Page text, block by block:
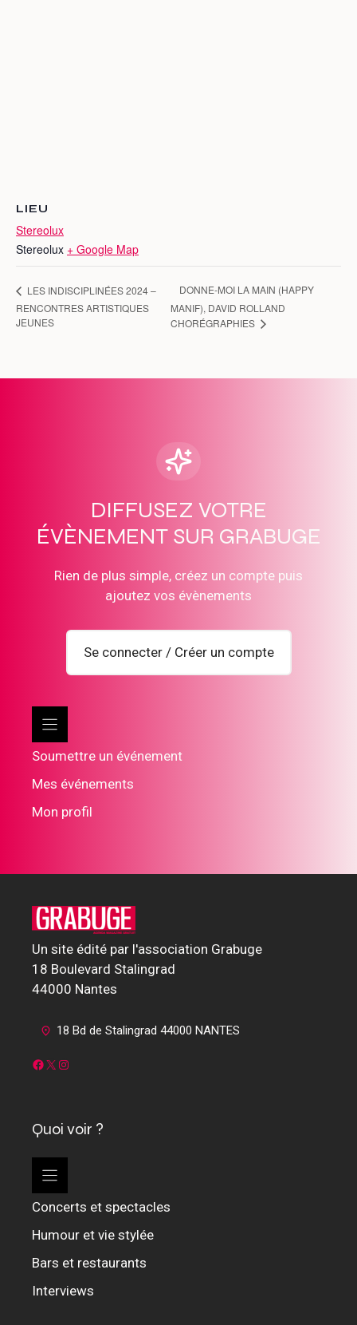
LIEU
Stereolux
Stereolux + Google Map
LES INDISCIPLINÉES 2024 –
RENCONTRES ARTISTIQUES
JEUNES
DONNE-MOI LA MAIN (HAPPY
MANIF), DAVID ROLLAND
CHORÉGRAPHIES
DIFFUSEZ VOTRE
ÉVÈNEMENT SUR GRABUGE
Rien de plus simple, créez un compte puis
ajoutez vos évènements
Se connecter / Créer un compte
Soumettre un événement
Mes événements
Mon profil
Un site édité par l'association Grabuge
18 Boulevard Stalingrad
44000 Nantes
18 Bd de Stalingrad 44000 NANTES
Facebook
X Instagram
Quoi voir ?
Concerts et spectacles
Humour et vie stylée
Bars et restaurants
Interviews